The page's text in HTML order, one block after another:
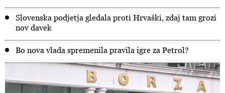
Slovenska podjetja gledala proti Hrvaški, zdaj tam grozi
nov davek
Bo nova vlada spremenila pravila igre za Petrol?